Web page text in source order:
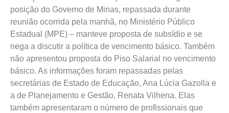
posição do Governo de Minas, repassada durante
reunião ocorrida pela manhã, no Ministério Público
Estadual (MPE) – manteve proposta de subsídio e se
nega a discutir a política de vencimento básico. Também
não apresentou proposta do Piso Salarial no vencimento
básico. As informações foram repassadas pelas
secretárias de Estado de Educação, Ana Lúcia Gazolla e
a de Planejamento e Gestão, Renata Vilhena. Elas
também apresentaram o número de profissionais que